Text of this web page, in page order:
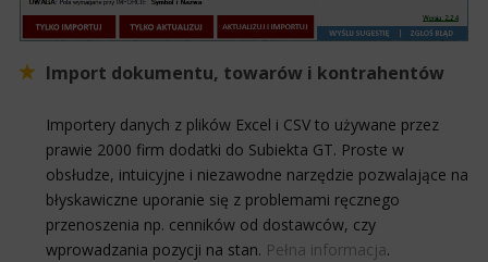
Import dokumentu, towarów i kontrahentów
Importery danych z plików Excel i CSV to używane przez
prawie 2000 firm dodatki do Subiekta GT. Proste w
obsłudze, intuicyjne i niezawodne narzędzie pozwalające na
błyskawiczne uporanie się z problemami ręcznego
przenoszenia np. cenników od dostawców, czy
wprowadzania pozycji na stan. Pełna informacja.